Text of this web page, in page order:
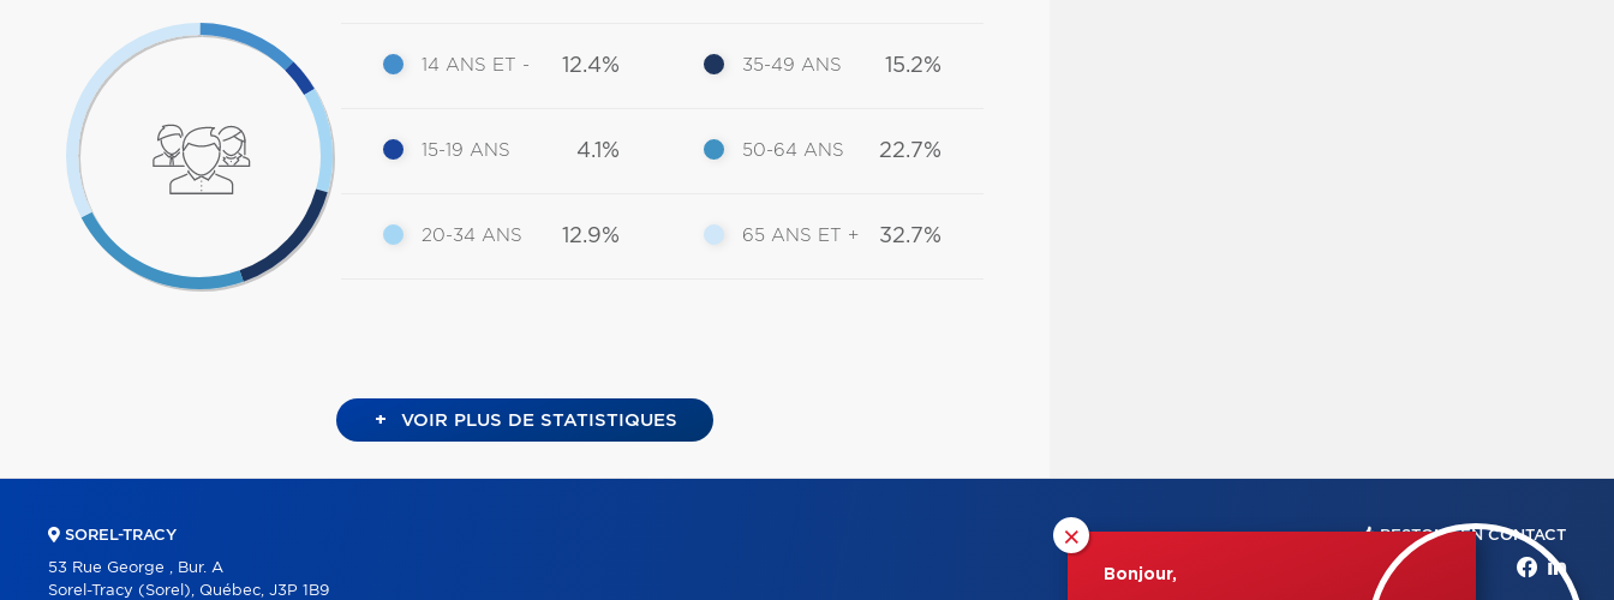
14 ANS ET - 12.4%
15-19 ANS 4.1%
20-34 ANS 12.9%
35-49 ANS 15.2%
50-64 ANS 22.7%
65 ANS ET + 32.7%
+ VOIR PLUS DE STATISTIQUES
×
Bonjour,
SOREL-TRACY
53 Rue George , Bur. A
Sorel-Tracy (Sorel), Québec, J3P 1B9
RESTONS EN CONTACT